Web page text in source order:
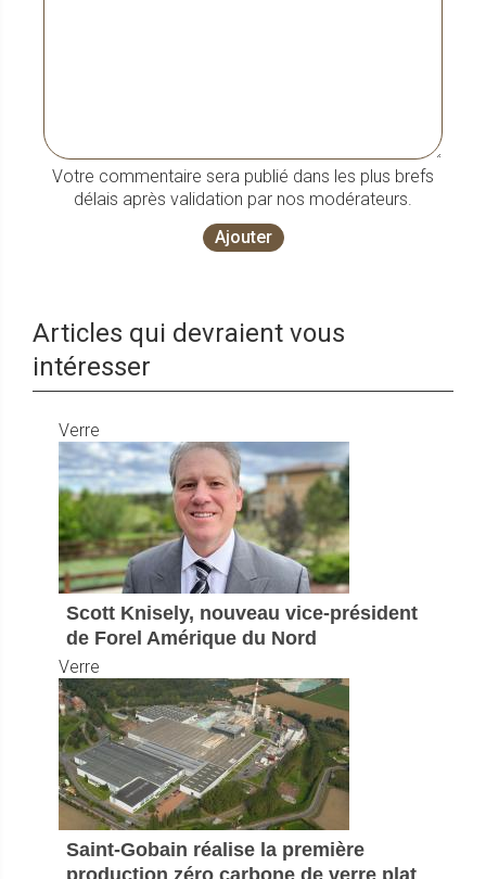
Votre commentaire sera publié dans les plus brefs
délais après validation par nos modérateurs.
Ajouter
Articles qui devraient vous
intéresser
Verre
Scott Knisely, nouveau vice-président
de Forel Amérique du Nord
Verre
Saint-Gobain réalise la première